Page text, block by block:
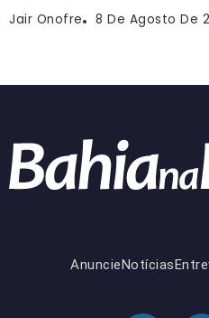
Jair Onofre 8 De Agosto De
AnuncieNotícias